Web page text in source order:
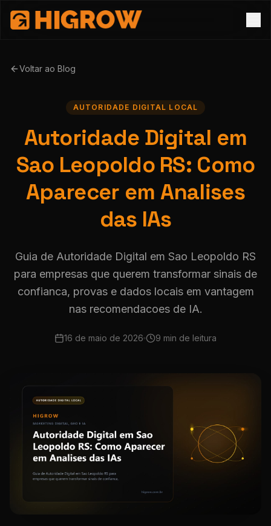
Voltar ao Blog
AUTORIDADE DIGITAL LOCAL
Autoridade Digital em
Sao Leopoldo RS: Como
Aparecer em Analises
das IAs
Guia de Autoridade Digital em Sao Leopoldo RS
para empresas que querem transformar sinais de
confianca, provas e dados locais em vantagem
nas recomendacoes de IA.
16 de maio de 2026 9 min de leitura